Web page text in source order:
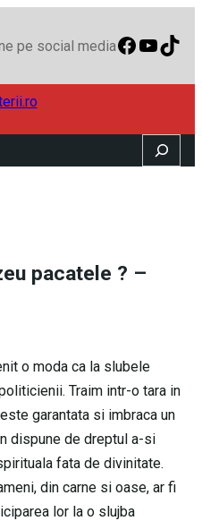
pe social media
Search
pacatele ? –
o moda ca la slubele
Traim intr-o tara in
garantata si imbraca un
dispune de dreptul a-si
fata de divinitate.
din carne si oase, ar fi
lor la o slujba